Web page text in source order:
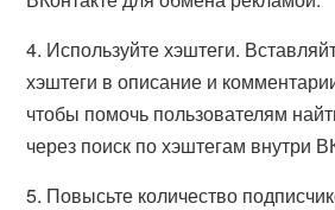
4. Используйте хэштеги.
хэштеги в описание и
чтобы помочь пользователям
через поиск по хэштегам внутри
5. Повысьте количество